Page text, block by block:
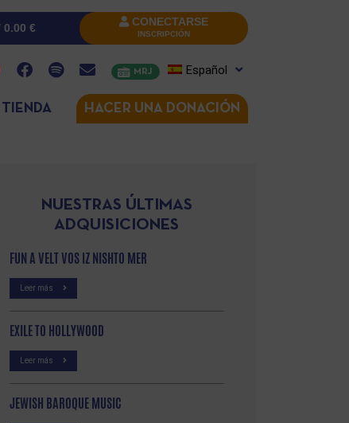
0.00 € CONECTARSE
INSCRIPCIÓN
MRJ Español
TIENDA HACER UNA DONACIÓN
NUESTRAS ÚLTIMAS
ADQUISICIONES
FUN A VELT VOS IZ NISHTO MER
Leer más
EXILE TO HOLLYWOOD
Leer más
JEWISH BAROQUE MUSIC